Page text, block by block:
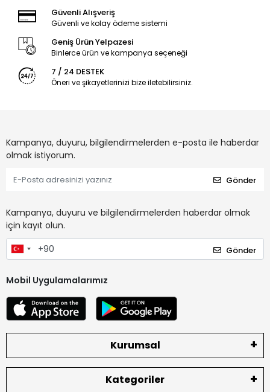
Güvenli Alışveriş
Güvenli ve kolay ödeme sistemi
Geniş Ürün Yelpazesi
Binlerce ürün ve kampanya seçeneği
7 / 24 DESTEK
Öneri ve şikayetlerinizi bize iletebilirsiniz.
Kampanya, duyuru, bilgilendirmelerden e-posta ile haberdar
olmak istiyorum.
Gönder
Kampanya, duyuru ve bilgilendirmelerden haberdar olmak
için kayıt olun.
Gönder
Mobil Uygulamalarımız
Kurumsal
Kategoriler